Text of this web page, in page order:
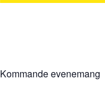
Kommande evenemang